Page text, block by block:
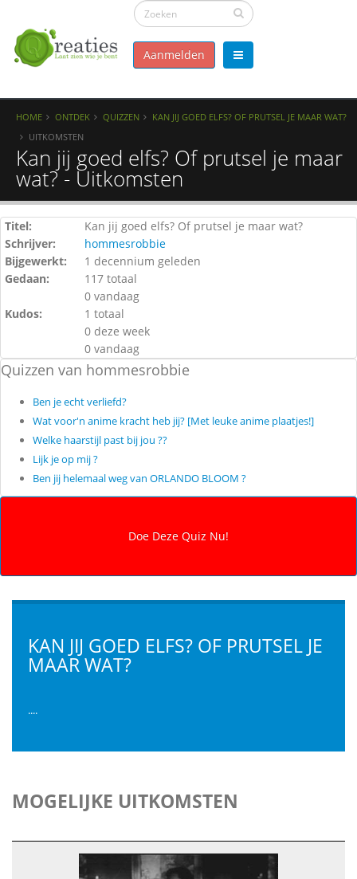
Aanmelden
HOME ONTDEK QUIZZEN
KAN JIJ GOED ELFS? OF PRUTSEL JE MAAR WAT?
UITKOMSTEN
Kan jij goed elfs? Of prutsel je maar
wat? - Uitkomsten
Titel:
Kan jij goed elfs? Of prutsel je maar wat?
Schrijver:
hommesrobbie
Bijgewerkt:
1 decennium geleden
Gedaan:
117 totaal
0 vandaag
Kudos:
1 totaal
0 deze week
0 vandaag
Quizzen van hommesrobbie
Ben je echt verliefd?
Wat voor'n anime kracht heb jij? [Met leuke anime plaatjes!]
Welke haarstijl past bij jou ??
Lijk je op mij ?
Ben jij helemaal weg van ORLANDO BLOOM ?
KAN JIJ GOED ELFS? OF PRUTSEL JE
MAAR WAT?
....
MOGELIJKE UITKOMSTEN